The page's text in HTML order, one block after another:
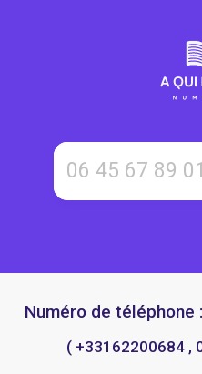
Numéro de téléphone :
( +33162200684 ,